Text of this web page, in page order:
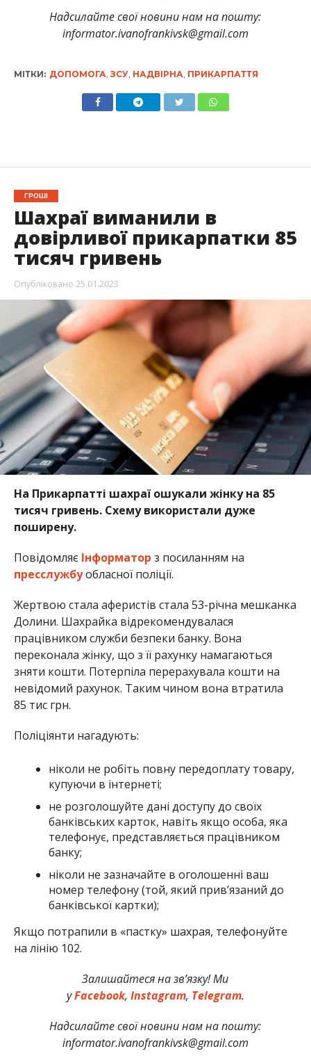
Надсилайте свої новини нам на пошту:
informator.ivanofrankivsk@gmail.com
МІТКИ: ДОПОМОГА ЗСУ, НАДВІРНА ПРИКАРПАТТЯ
ГРОШІ
Шахраї виманили в
довірливої прикарпатки 85
тисяч гривень
Опубліковано 25.01.2023
На Прикарпатті шахраї ошукали жінку на 85
тисяч гривень. Схему використали дуже
поширену.
Повідомляє Інформатор з посиланням на
пресслужбуобласної поліції.
Жертвою стала аферистів стала 53-річна мешканка
Долини. Шахрайка відрекомендувалася
працівником служби безпеки банку. Вона
переконала жінку, що з її рахунку намагаються
зняти кошти. Потерпіла перерахувала кошти на
невідомий рахунок. Таким чином вона втратила
85 тис грн.
Поліціянти нагадують:
ніколи не робіть повну передоплату товару,
купуючи в інтернеті;
не розголошуйте дані доступу до своїх
банківських карток, навіть якщо особа, яка
телефонує, представляється працівником
банку;
ніколи не зазначайте в оголошенні ваш
номер телефону (той, який прив’язаний до
банківської картки);
Якщо потрапили в «пастку» шахрая, телефонуйте
на лінію 102.
Залишайтеся на зв’язку! Ми
уFacebook, Instagram, Telegram.
Надсилайте свої новини нам на пошту:
informator.ivanofrankivsk@gmail.com